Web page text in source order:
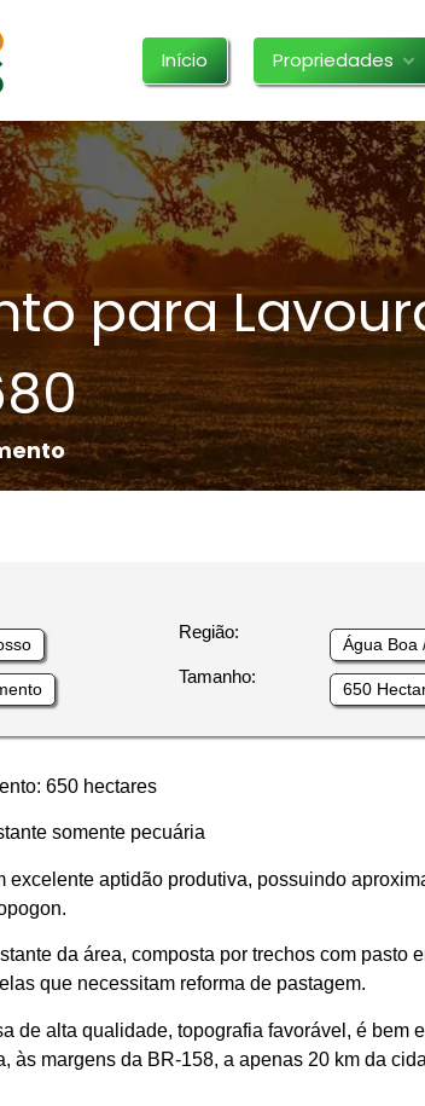
Início Propriedades
para
Região:
Água Boa
Tamanho:
650
650 hectares
somente pecuária
aptidão produtiva, possuindo
da área, composta por trechos com pasto
que necessitam reforma de pastagem.
de alta qualidade, topografia favorável, é bem
às margens da BR-158, a apenas 20 km da